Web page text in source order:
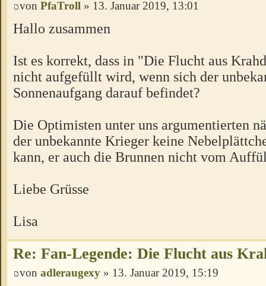
von PfaTroll » 13. Januar 2019, 13:01
Hallo zusammen
Ist es korrekt, dass in "Die Flucht aus
nicht aufgefüllt wird, wenn sich der
Sonnenaufgang darauf befindet?
Die Optimisten unter uns argumentierten
der unbekannte Krieger keine
kann, er auch die Brunnen nicht vom
Liebe Grüsse
Lisa
Re: Fan-Legende: Die Flucht aus
von adleraugexy » 13. Januar 2019, 15:19